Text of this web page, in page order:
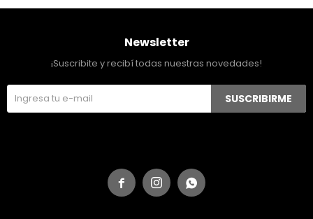
  
Newsletter
¡Suscribite y recibí todas nuestras novedades!
SUSCRIBIRME